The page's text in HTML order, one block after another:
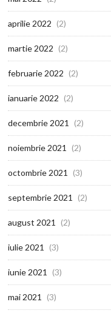
aprilie 2022 (2)
martie 2022 (2)
februarie 2022 (2)
ianuarie 2022 (2)
decembrie 2021 (2)
noiembrie 2021 (2)
octombrie 2021 (3)
septembrie 2021 (2)
august 2021 (2)
iulie 2021 (3)
iunie 2021 (3)
mai 2021 (3)